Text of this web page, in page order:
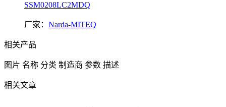
SSM0208LC2MDQ
厂家： Narda-MITEQ
相关产品
图片 名称 分类 制造商 参数 描述
相关文章